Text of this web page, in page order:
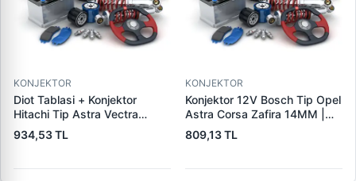
KONJEKTOR
Diot Tablasi + Konjektor
Hitachi Tip Astra Vectra
Combo 1.7 Dti | PARS PRS-
IHR769-IH769 | OEM
934,53 TL
KONJEKTOR
Konjektor 12V Bosch Tip Opel
Astra Corsa Zafira 14MM |
YUNYI 04-024 | OEM
0031541506 1204289
809,13 TL